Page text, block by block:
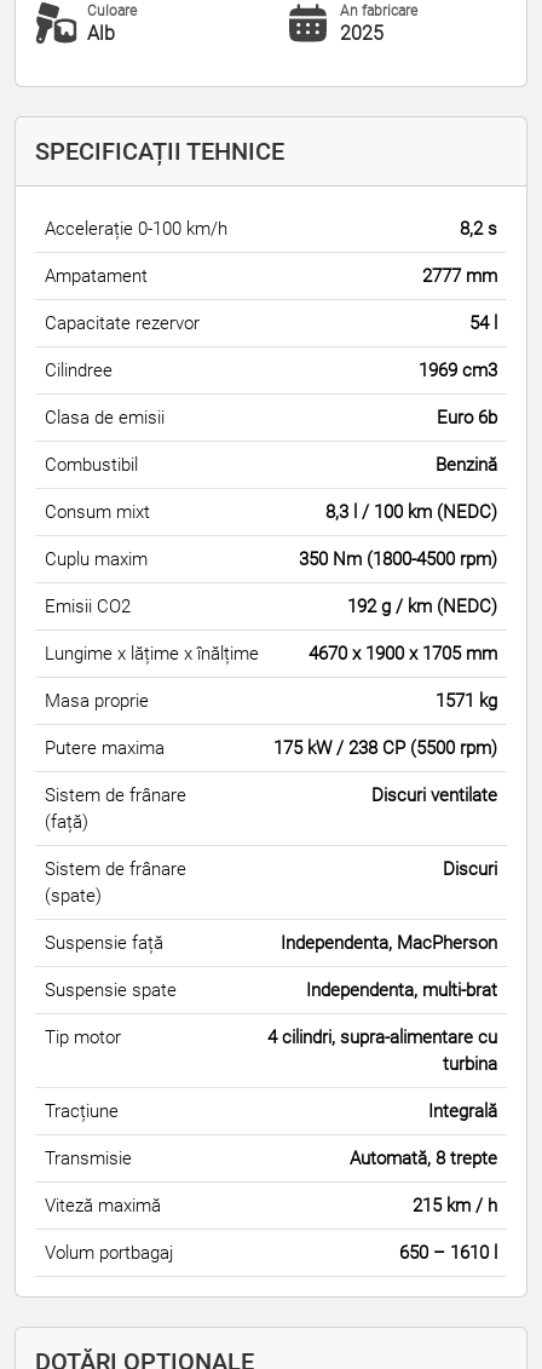
Culoare
Alb
An fabricare
2025
SPECIFICAȚII TEHNICE
Accelerație 0-100 km/h 8,2 s
Ampatament 2777 mm
Capacitate rezervor 54 l
Cilindree 1969 cm3
Clasa de emisii Euro 6b
Combustibil Benzină
Consum mixt 8,3 l / 100 km (NEDC)
Cuplu maxim 350 Nm (1800-4500 rpm)
Emisii CO2 192 g / km (NEDC)
Lungime x lățime x înălțime 4670 x 1900 x 1705 mm
Masa proprie 1571 kg
Putere maxima 175 kW / 238 CP (5500 rpm)
Sistem de frânare
(față)
Discuri ventilate
Sistem de frânare
(spate)
Discuri
Suspensie față Independenta, MacPherson
Suspensie spate Independenta, multi-brat
Tip motor
4 cilindri, supra-alimentare cu
turbina
Tracțiune Integrală
Transmisie Automată, 8 trepte
Viteză maximă 215 km / h
Volum portbagaj 650 – 1610 l
DOTĂRI OPȚIONALE